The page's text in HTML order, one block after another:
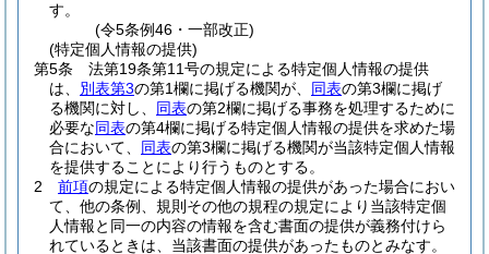
す。
(令5条例46・一部改正)
(特定個人情報の提供)
第5条
法第19条第11号の規定による特定個人情報の提供
は、 別表第3の第1欄に掲げる機関が、 同表の第3欄に掲げ
る機関に対し、 同表の第2欄に掲げる事務を処理するために
必要な同表の第4欄に掲げる特定個人情報の提供を求めた場
合において、 同表の第3欄に掲げる機関が当該特定個人情報
を提供することにより行うものとする。
2
前項の規定による特定個人情報の提供があった場合におい
て、他の条例、規則その他の規程の規定により当該特定個
人情報と同一の内容の情報を含む書面の提供が義務付けら
れているときは、当該書面の提供があったものとみなす。